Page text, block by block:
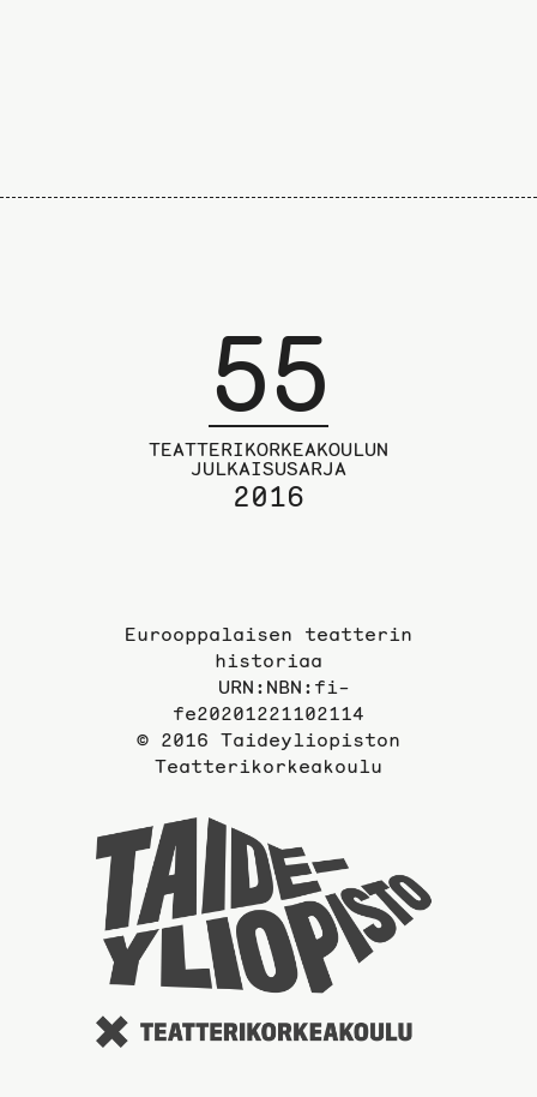
55
TEATTERIKORKEAKOULUN
JULKAISUSARJA
2016
Eurooppalaisen teatterin
historiaa
URN:NBN:fi-
fe20201221102114
© 2016 Taideyliopiston
Teatterikorkeakoulu